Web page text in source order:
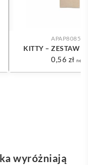
APAP808502
KITTY – ZESTAW 6
0,56 zł netto
wyróżniają